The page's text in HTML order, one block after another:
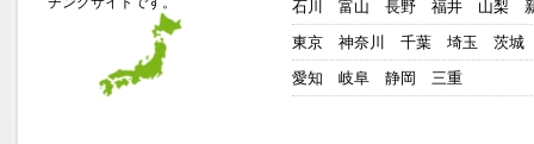
石川
富山 長野 福井 山梨
東京
神奈川 千葉 埼玉
茨城
愛知
岐阜 静岡 三重